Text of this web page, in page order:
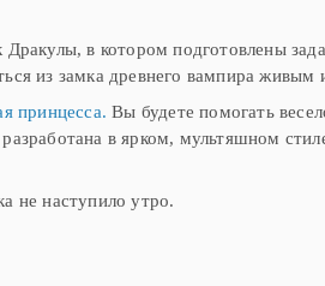
в котором подготовлены
из замка древнего вампира
принцесса. Вы будете помогать
в ярком, мультяшном
не наступило утро.